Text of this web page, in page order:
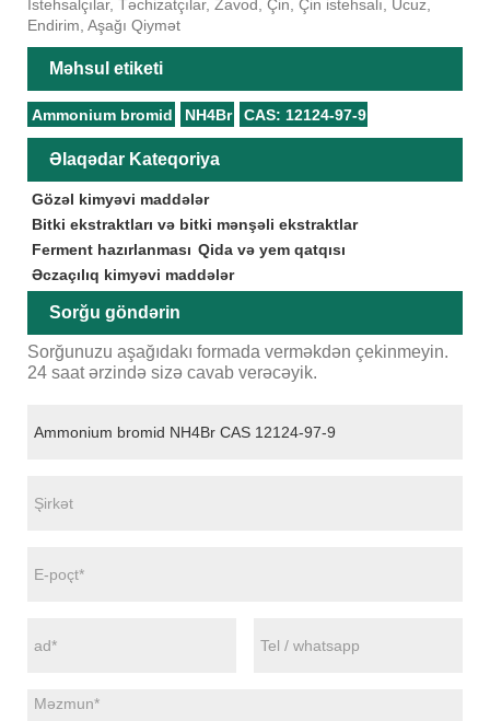
İstehsalçılar, Təchizatçılar, Zavod, Çin, Çin istehsalı, Ucuz,
Endirim, Aşağı Qiymət
Məhsul etiketi
Ammonium bromid NH4Br CAS: 12124-97-9
Əlaqədar Kateqoriya
Gözəl kimyəvi maddələr
Bitki ekstraktları və bitki mənşəli ekstraktlar
Ferment hazırlanması Qida və yem qatqısı
Əczaçılıq kimyəvi maddələr
Sorğu göndərin
Sorğunuzu aşağıdakı formada verməkdən çekinmeyin.
24 saat ərzində sizə cavab verəcəyik.